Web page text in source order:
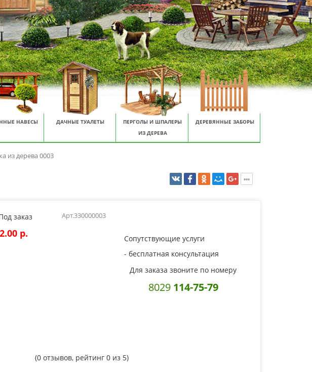
НАВЕСЫ ДАЧНЫЕ ТУАЛЕТЫ
ПЕРГОЛЫ И ШПАЛЕРЫ
ИЗ ДЕРЕВА
ДЕРЕВЯННЫЕ ЗАБОРЫ
из дерева 0003
заказ Арт.330000003
p.
Сопутствующие услуги
- бесплатная консультация
Для заказа звоните по номеру
8029 114-75-79
(0 отзывов, рейтинг 0 из 5)